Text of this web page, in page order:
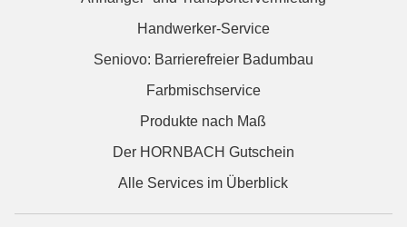
Handwerker-Service
Seniovo: Barrierefreier Badumbau
Farbmischservice
Produkte nach Maß
Der HORNBACH Gutschein
Alle Services im Überblick